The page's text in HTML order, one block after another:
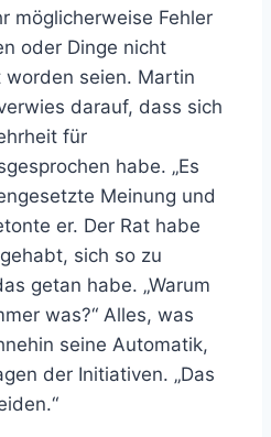
möglicherweise Fehler
oder Dinge nicht
seien. Martin
darauf, dass sich
für
habe. „Es
Meinung und
er. Der Rat habe
sich so zu
getan habe. „Warum
was?“ Alles, was
seine Automatik,
der Initiativen. „Das